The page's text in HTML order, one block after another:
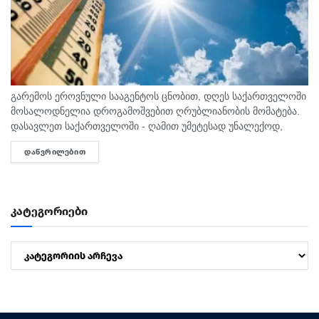
გარემოს ეროვნული სააგენტოს ცნობით, დღეს საქართველოში
მოსალოდნელია დროგამოშვებით ღრუბლიანობის მომატება.
დასავლეთ საქართველოში - ღამით უმეტესად უნალექოდ,
დღის მეორე ნახევრიდან ზოგან ხანმოკლე წვიმა და ელჭექი.
ცვალებადი მიმართულების ქარი 10-15მ/წმ. ჰაერის
ᲓᲐᲬᲕᲠᲘᲚᲔᲑᲘᲗ
კატეგორიები
კატეგორიები